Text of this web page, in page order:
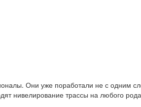
Они уже поработали не с одним
нивелирование трассы на любого